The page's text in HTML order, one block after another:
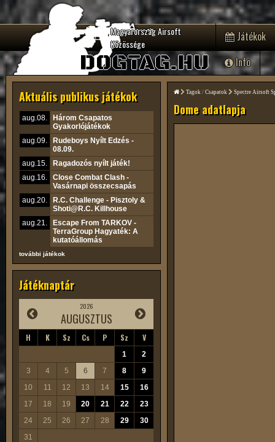
Magyarország Airsoft
Közössége
DOGTAG.HU
Játékok
Info
Aktuális publikus játékok
aug.08.
Három Csapatos
Gyakorlójátékok
aug.09.
Rudeboys Nyílt Edzés -
08.09.
aug.15.
Ragadozós nyílt játék!
aug.16.
Close Combat Clash -
Vasárnapi összecsapás
aug.20.
R.C. Challenge - Pisztoly &
Shoti@R.C. Killhouse
aug.21.
Escape From TARKOV -
TerraGroup Hagyaték: A
kutatóállomás
további játékok
Játéknaptár
2026
AUGUSZTUS
H K Sz Cs P Sz V
1
2
3
4 5 6 7 8
9
10
11 12 13 14 15
16
17
18 19 20 21 22
23
24
25 26 27 28 29
30
31
Tagok / Csapatok Spectre Airsoft
Dome adatlapja